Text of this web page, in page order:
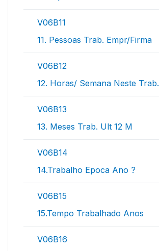
V06B11
11. Pessoas Trab. Empr/Firma
V06B12
12. Horas/ Semana Neste Trab.
V06B13
13. Meses Trab. Ult 12 M
V06B14
14.Trabalho Epoca Ano ?
V06B15
15.Tempo Trabalhado Anos
V06B16